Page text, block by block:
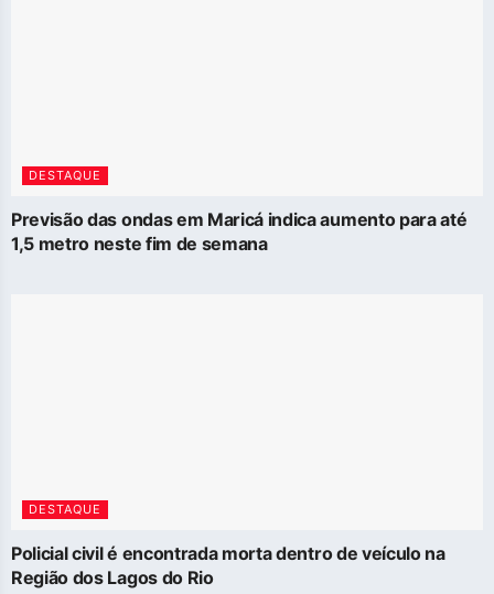
DESTAQUE
Previsão das ondas em Maricá indica aumento para até
1,5 metro neste fim de semana
DESTAQUE
Policial civil é encontrada morta dentro de veículo na
Região dos Lagos do Rio